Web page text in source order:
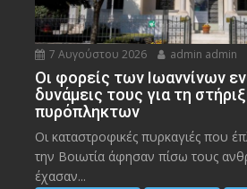
7 Αυγούστου 2026 admin admin
Οι φορείς των Ιωαννίνων
δυνάμεις τους για τη
πυρόπληκτων
Οι καταστροφικές πυρκαγιές που
την Bοιωτία άφησαν πίσω τους
έχασαν...